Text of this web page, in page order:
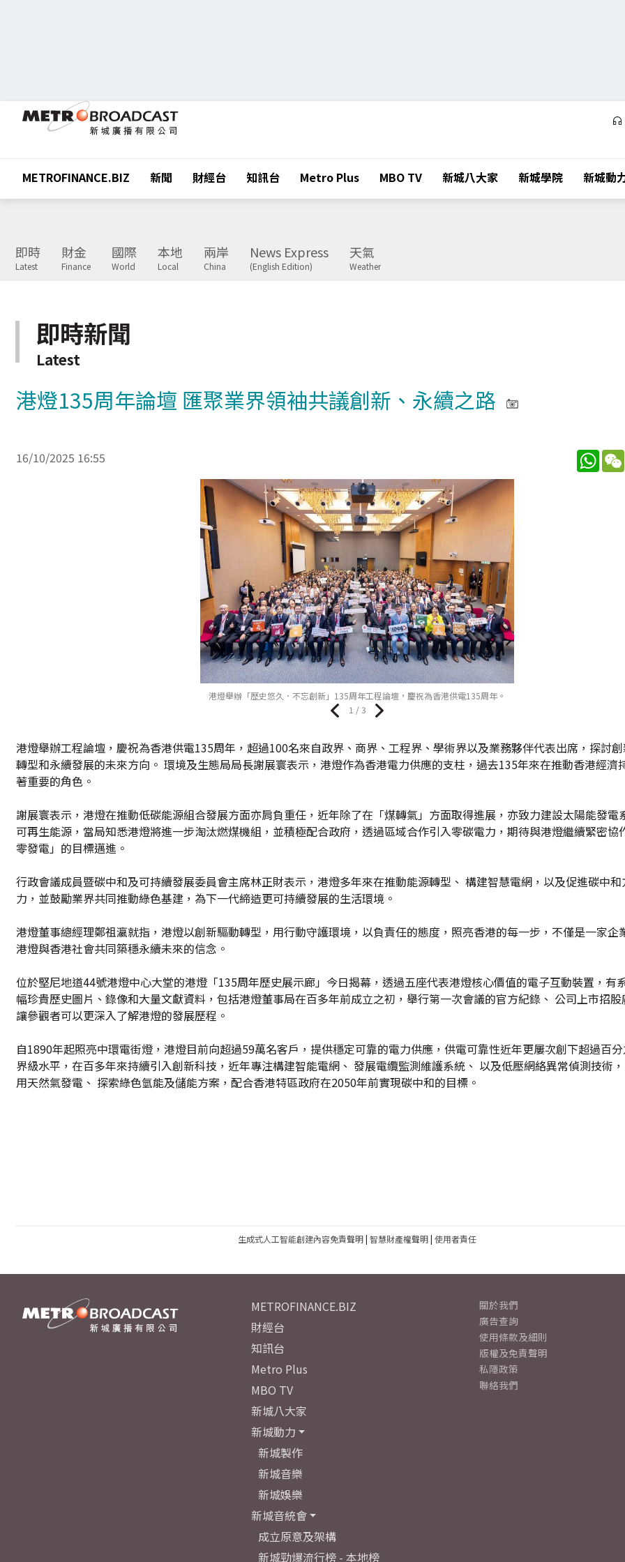
METROFINANCE.BIZ 新聞 財經台 知訊台 Metro Plus MBO TV 新城八大家 新城學院 新城動
即時
Latest
財金
Finance
國際
World
本地
Local
兩岸
China
News Express
(English Edition)
天氣
Weather
即時新聞
Latest
港燈135周年論壇 匯聚業界領袖共議創新、永續之路
16/10/2025 16:55
港燈舉辦「歷史悠久．不忘創新」135周年工程論壇，慶祝為香港供電135周年。
1 / 3
港燈舉辦工程論壇，慶祝為香港供電135周年，超過100名來自政界、商界、工程界、學術界以及業務夥伴代表出席，探討
轉型和永續發展的未來方向。 環境及生態局局長謝展寰表示，港燈作為香港電力供應的支柱，過去135年來在推動香港經濟
著重要的角色。
謝展寰表示，港燈在推動低碳能源組合發展方面亦肩負重任，近年除了在「煤轉氣」方面取得進展，亦致力建設太陽能發電
可再生能源，當局知悉港燈將進一步淘汰燃煤機組，並積極配合政府，透過區域合作引入零碳電力，期待與港燈繼續緊密協
零發電」的目標邁進。
行政會議成員暨碳中和及可持續發展委員會主席林正財表示，港燈多年來在推動能源轉型、 構建智慧電網，以及促進碳中
力，並鼓勵業界共同推動綠色基建，為下一代締造更可持續發展的生活環境。
港燈董事總經理鄭祖瀛就指，港燈以創新驅動轉型，用行動守護環境，以負責任的態度，照亮香港的每一步，不僅是一家企
港燈與香港社會共同築穩永續未來的信念。
位於堅尼地道44號港燈中心大堂的港燈「135周年歷史展示廊」今日揭幕，透過五座代表港燈核心價值的電子互動裝置，有
幅珍貴歷史圖片、錄像和大量文獻資料，包括港燈董事局在百多年前成立之初，舉行第一次會議的官方紀錄、 公司上市招
讓參觀者可以更深入了解港燈的發展歷程。
自1890年起照亮中環電街燈，港燈目前向超過59萬名客戶，提供穩定可靠的電力供應，供電可靠性近年更屢次創下超過百
界級水平，在百多年來持續引入創新科技，近年專注構建智能電網、 發展電纜監測維護系統、 以及低壓網絡異常偵測技術
用天然氣發電、 探索綠色氫能及儲能方案，配合香港特區政府在2050年前實現碳中和的目標。
生成式人工智能創建內容免責聲明| 智慧財產權聲明| 使用者責任
METROFINANCE.BIZ
財經台
知訊台
Metro Plus
MBO TV
新城八大家
新城動力
新城製作
新城音樂
新城娛樂
新城音統會
成立原意及架構
新城勁爆流行榜 - 本地榜
關於我們
廣告查詢
使用條款及細則
版權及免責聲明
私隱政策
聯絡我們